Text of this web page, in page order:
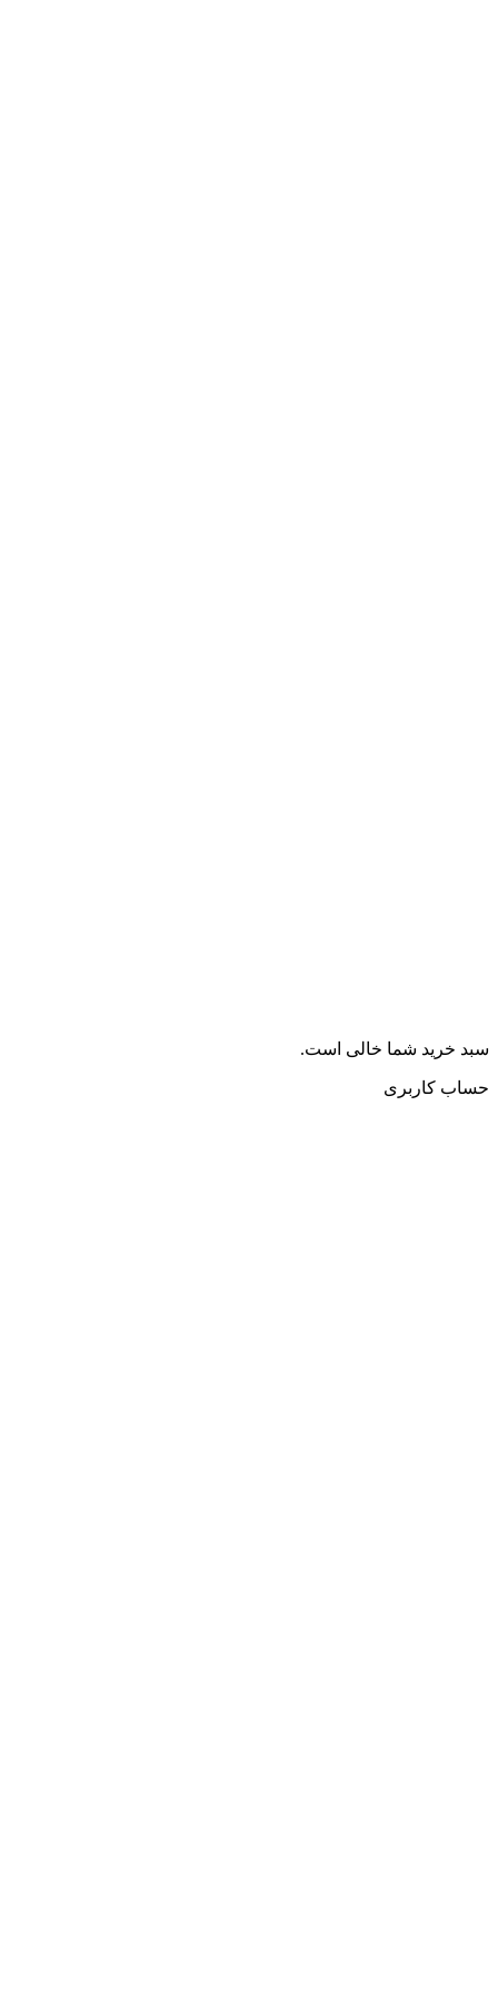
سبد خرید شما خالی است.
حساب کاربری